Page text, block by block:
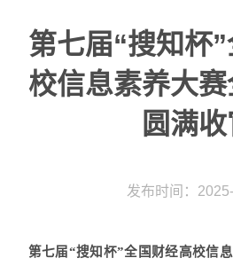
第七届“搜知杯
校信息素养大
圆满
发布时间：
第七届“搜知杯”全国财经高校信